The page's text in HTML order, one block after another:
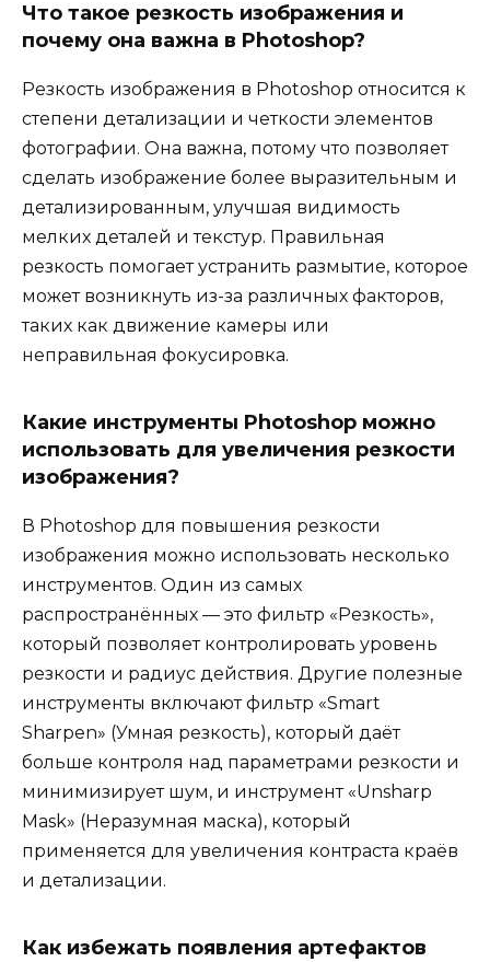
Что такое резкость изображения и
почему она важна в Photoshop?
Резкость изображения в Photoshop относится к
степени детализации и четкости элементов
фотографии. Она важна, потому что позволяет
сделать изображение более выразительным и
детализированным, улучшая видимость
мелких деталей и текстур. Правильная
резкость помогает устранить размытие, которое
может возникнуть из-за различных факторов,
таких как движение камеры или
неправильная фокусировка.
Какие инструменты Photoshop можно
использовать для увеличения резкости
изображения?
В Photoshop для повышения резкости
изображения можно использовать несколько
инструментов. Один из самых
распространённых — это фильтр «Резкость»,
который позволяет контролировать уровень
резкости и радиус действия. Другие полезные
инструменты включают фильтр «Smart
Sharpen» (Умная резкость), который даёт
больше контроля над параметрами резкости и
минимизирует шум, и инструмент «Unsharp
Mask» (Неразумная маска), который
применяется для увеличения контраста краёв
и детализации.
Как избежать появления артефактов